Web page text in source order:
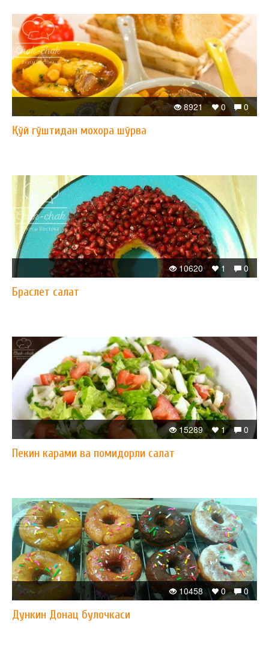
0
0
8921
Қўй гўштидан мохора шўрва
0
1
10620
Браслет салат
0
1
15289
Пекин карами ва помидорли салат
0
0
10458
Дункин Донац булочкаси